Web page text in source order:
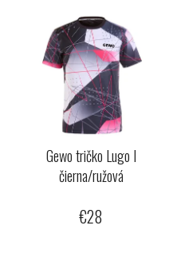
Gewo tričko Lugo I
čierna/ružová
€28